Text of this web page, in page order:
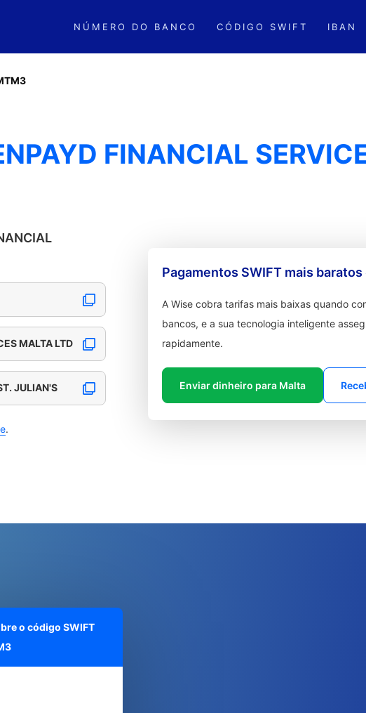
NÚMERO DO BANCO CÓDIGO SWIFT IBAN
FINANCIAL
MALTA LTD
JULIAN'S
.
Pagamentos SWIFT mais
A Wise cobra tarifas mais baixas quando
bancos, e a sua tecnologia inteligente
rapidamente.
Enviar dinheiro para Malta
o código SWIFT